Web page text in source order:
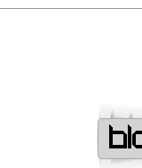
—————————